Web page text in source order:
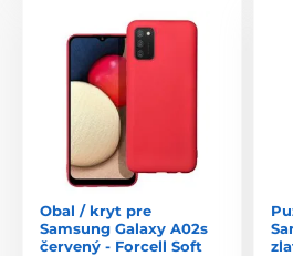
Obal / kryt pre
Samsung Galaxy A02s
červený - Forcell Soft